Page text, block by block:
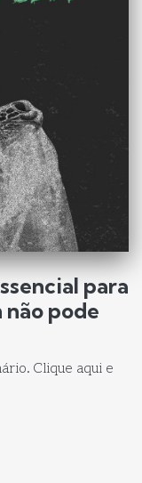
para
não pode
Clique aqui e